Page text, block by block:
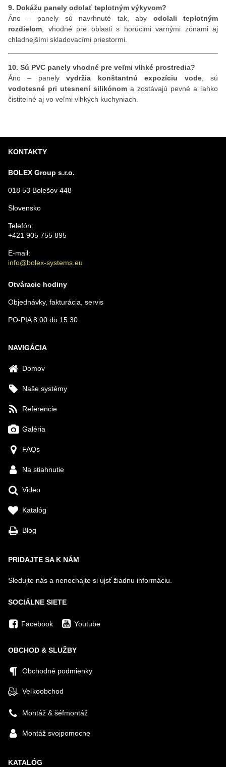
9. Dokážu panely odolať teplotným výkyvom?
Áno – panely sú navrhnuté tak, aby odolali teplotným
rozdielom , vhodné pre oblasti s horúcimi varnými zónami aj
chladnejšími skladovacími priestormi.
10. Sú PVC panely vhodné pre veľmi vlhké prostredia?
Áno – panelyvydržia konštantnú expozíciu vode, sú
vodotesné pri utesnení silikónom a zostávajú pevné a ľahko
čistiteľné aj vo veľmi vlhkých kuchyniach.
KONTAKTY
BOLEX Group s.r.o.
018 53 Bolešov 448
Slovensko
Telefón:
+421 905 755 895
E-mail:
info@bolex-systems.eu
Otváracie hodiny
Objednávky, fakturácia, servis
PO-PIA 8:00 do 15:30
NAVIGÁCIA
Domov
Naše systémy
Referencie
Galéria
FAQs
Na stiahnutie
Video
Katalóg
Blog
PRIDAJTE SA K NÁM
Sledujte nás a nenechajte si ujsť žiadnu informáciu.
SOCIÁLNE SIETE
Facebook Youtube
OBCHOD & SLUŽBY
Obchodné podmienky
Veľkoobchod
Montáž & šéfmontáž
Montáž svojpomocne
KATALÓG